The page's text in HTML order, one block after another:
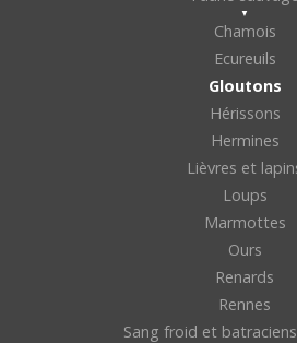
Chamois
Ecureuils
Gloutons
Hérissons
Hermines
Lièvres et
Loups
Marmottes
Ours
Renards
Rennes
Sang froid et